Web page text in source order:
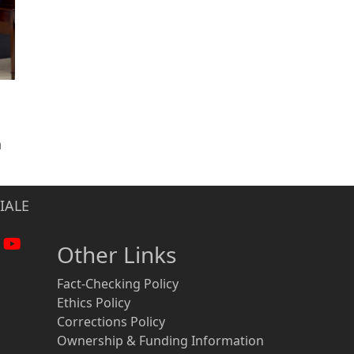
Other Links
Fact-Checking Policy
Ethics Policy
Corrections Policy
Ownership & Funding Information